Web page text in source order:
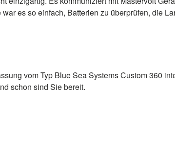
es so einfach, Batterien zu überprüfen, die
vom Typ Blue Sea Systems Custom 360
schon sind Sie bereit.